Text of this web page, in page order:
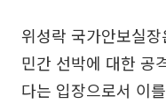
위성락 국가안보실
민간 선박에 대한 공
다는 입장으로서 이